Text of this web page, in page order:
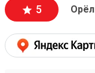
5 Орёл